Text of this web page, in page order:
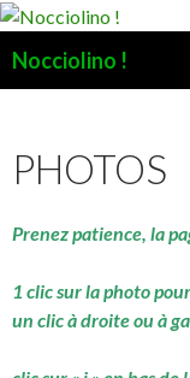
Nocciolino !
PHOTOS
Prenez patience, la
1 clic sur la photo
un clic à droite ou à